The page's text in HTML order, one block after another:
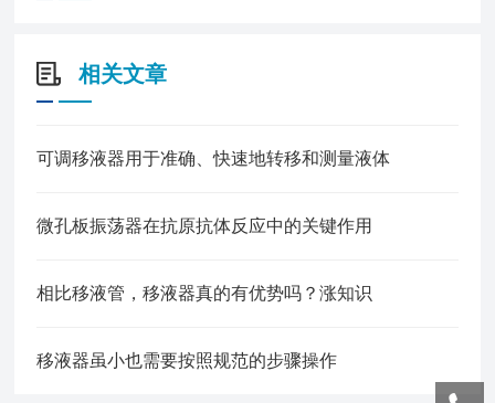
相关文章
可调移液器用于准确、快速地转移和测量液体
微孔板振荡器在抗原抗体反应中的关键作用
相比移液管，移液器真的有优势吗？涨知识
移液器虽小也需要按照规范的步骤操作